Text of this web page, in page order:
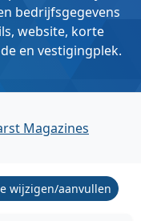
bedrijfsgegevens
website, korte
en vestigingplek.
Magazines
wijzigen/aanvullen